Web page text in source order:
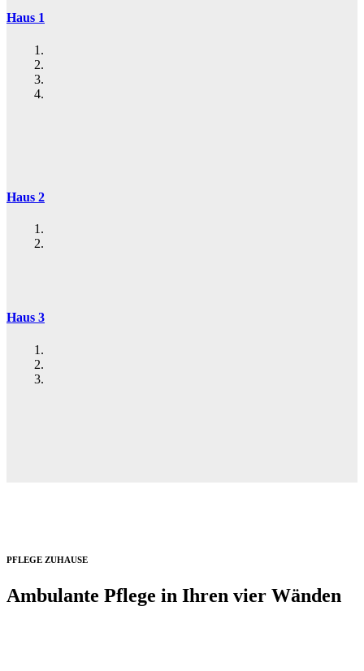
Haus 1
Haus 2
Haus 3
PFLEGE ZUHAUSE
Ambulante Pflege in Ihren vier Wänden